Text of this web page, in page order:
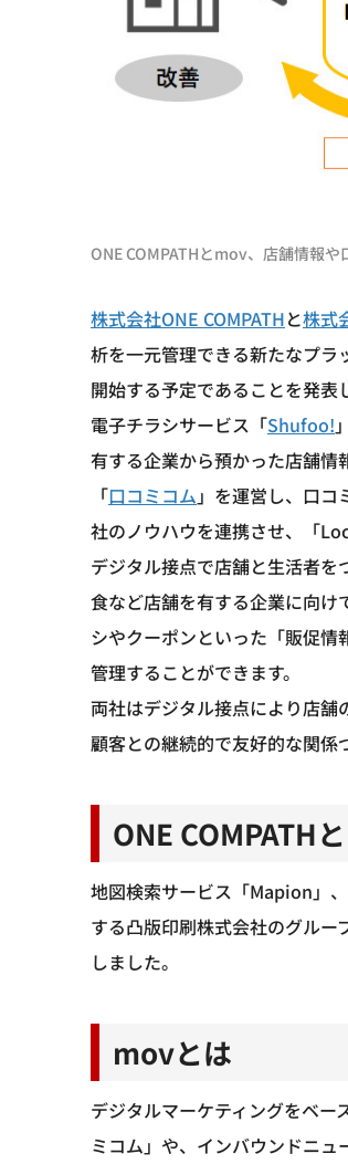
ONE COMPATHとmov、店舗情報
株式会社ONE COMPATHと株式
析を一元管理できる新たなプ
開始する予定であることを発表
電子チラシサービス「Shufoo!
有する企業から預かった店舗情
「口コミコム 」を運営し、口
社のノウハウを連携させ、「
デジタル接点で店舗と生活者
食など店舗を有する企業に向け
シやクーポンといった「販促
管理することができます。
両社はデジタル接点により店
顧客との継続的で友好的な関係
ONE COMPATH
地図検索サービス「Mapion」
する凸版印刷株式会社のグルー
しました。
movとは
デジタルマーケティングをベー
ミコム」や、インバウンドニュ